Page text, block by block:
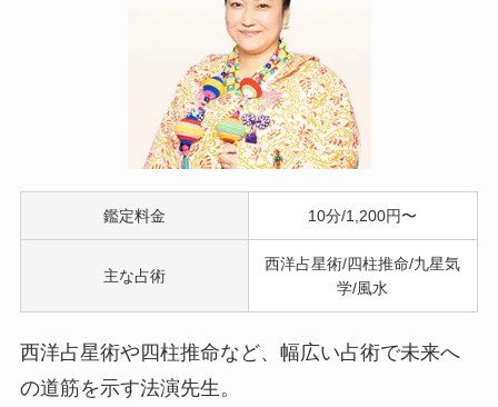
鑑定料金 10分/1,200円〜
主な占術
西洋占星術/四柱推命/九星気
学/風水
西洋占星術や四柱推命など、幅広い占術で未来へ
の道筋を示す法演先生。